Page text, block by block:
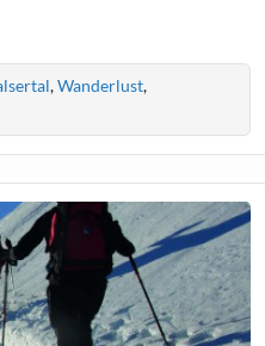
,Wanderlust,